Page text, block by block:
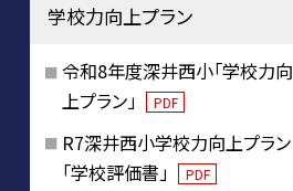
学校力向上プラン
令和8年度深井西小「学校力向
上プラン」
PDF
R7深井西小学校力向上プラン
「学校評価書」
PDF